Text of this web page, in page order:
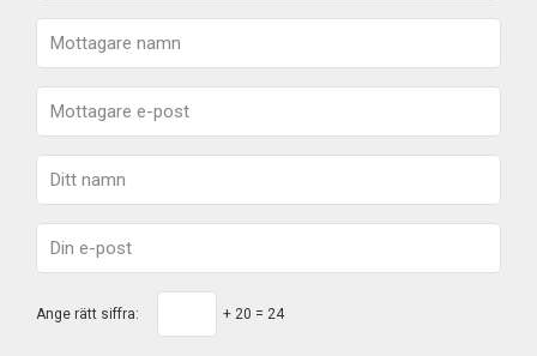
Ange rätt siffra: + 20 = 24